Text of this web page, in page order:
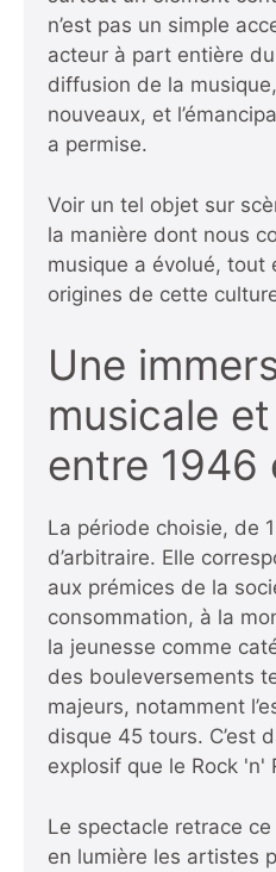
n’est pas un simple
acteur à part entière
diffusion de la
nouveaux, et
a permise.
Voir un tel objet sur
la manière dont nous
musique a évolué, tout
origines de cette
Une
musicale
entre 1946
La période choisie, de
d’arbitraire. Elle
aux prémices de la
consommation, à la
la jeunesse comme
des bouleversements
majeurs, notamment
disque 45 tours. C’est
explosif que le Rock 'n'
Le spectacle retrace
en lumière les artistes